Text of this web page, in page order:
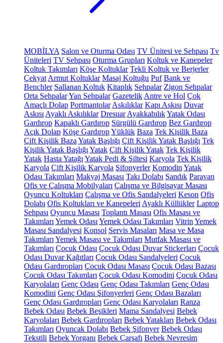
MOBİLYA Salon ve Oturma Odası TV Ünitesi ve Sehpası Tv
Üniteleri TV Sehpası Oturma Grupları Koltuk ve Kanepeler
Koltuk Takımları Köşe Koltuklar Tekli Koltuk ve Berjerler
Çekyat Armut Koltuklar Masaj Koltuğu Puf Bank ve
Benchler Sallanan Koltuk Kitaplık Sehpalar Zigon Sehpalar
Orta SehpalarYan Sehpalar Gazetelik Antre ve Hol Çok
Amaçlı Dolap Portmantolar Askılıklar Kapı Askısı Duvar
Askısı Ayaklı Askılıklar Dresuar AyakkabılıkYatak Odası
Gardırop Kapaklı Gardırop Sürgülü Gardırop Bez Gardırop
Açık Dolap Köşe GardıropYüklük Baza Tek Kişilik Baza
Çift Kişilik Baza Yatak Başlığı Çift Kişilik Yatak Başlığı Tek
Kişilik Yatak Başlığı Yatak Çift Kişilik Yatak Tek Kişilik
Yatak Hasta Yatağı Yatak Pedi & Şiltesi Karyola Tek Kişilik
Karyola Çift Kişilik Karyola Şifonyerler Komodin Yatak
Odası Takımları Makyaj Masası Takı Dolabı Sandık Paravan
Ofis ve Çalışma Mobilyaları Çalışma ve Bilgisayar Masası
Oyuncu Koltukları Çalışma ve Ofis Sandalyeleri Keson Ofis
Dolabı Ofis Koltukları ve Kanepeleri Ayaklı Küllükler Laptop
Sehpası Oyuncu Masası Toplantı Masası Ofis Masası ve
Takımları Yemek Odası Yemek Odası Takımları Vitrin Yemek
Masası Sandalyesi Konsol Servis Masaları Masa ve Masa
Takımları Yemek Masası ve Takımları Mutfak Masası ve
Takımları Çocuk Odası Çocuk Odası Duvar Stickerları Çocuk
Odası Duvar Kağıtları Çocuk Odası Sandalyeleri Çocuk
Odası Gardıropları Çocuk Odası Masası Çocuk Odası Bazası
Çocuk Odası Takımları Çocuk Odası Komodini Çocuk Odası
Karyolaları Genç Odası Genç Odası Takımları Genç Odası
Komodini Genç Odası Şifonyerleri Genç Odası Bazaları
Genç Odası Gardıropları Genç Odası Karyolaları Ranza
Bebek Odası Bebek Beşikleri Mama Sandalyesi Bebek
Karyolaları Bebek Gardıropları Bebek Yatakları Bebek Odası
Takımları Oyuncak Dolabı Bebek Şifonyer Bebek Odası
Tekstili Bebek Yorganı Bebek Çarşafı Bebek Nevresim